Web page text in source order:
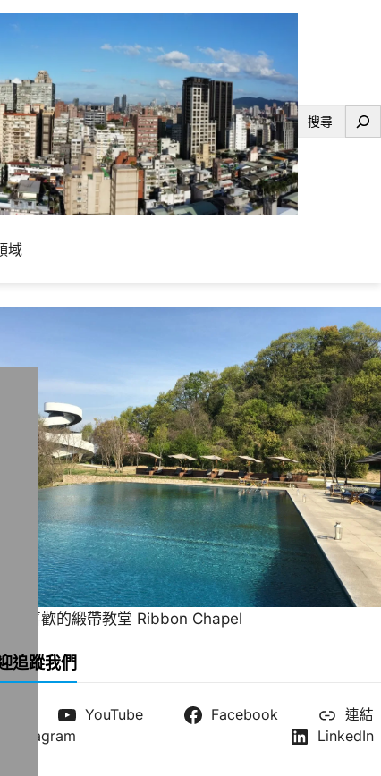
搜
域
直很喜歡的緞帶教堂 Ribbon Chapel
追蹤我們
YouTube Facebook
連結
Instagram
LinkedIn